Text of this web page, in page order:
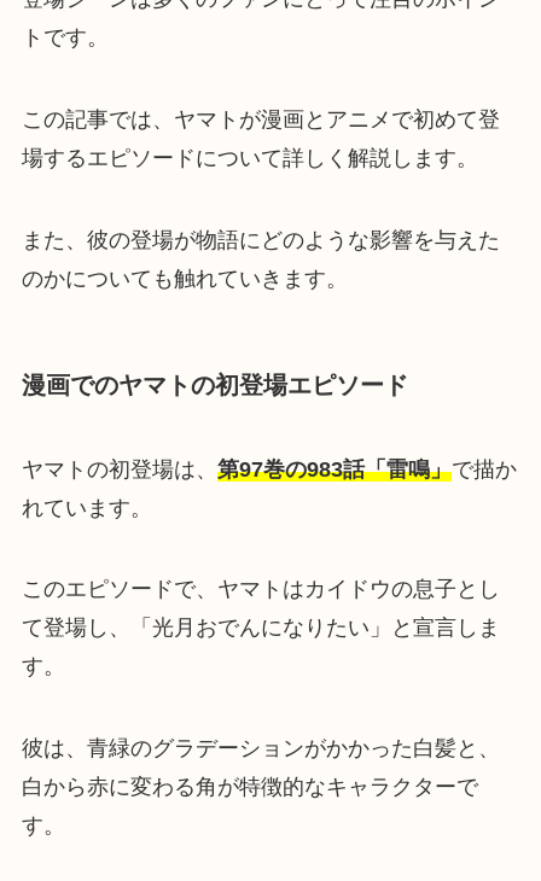
トです。
この記事では、ヤマトが漫画とアニメで初めて登
場するエピソードについて詳しく解説します。
また、彼の登場が物語にどのような影響を与えた
のかについても触れていきます。
漫画でのヤマトの初登場エピソード
ヤマトの初登場は、 第97巻の983話「雷鳴」で描か
れています。
このエピソードで、ヤマトはカイドウの息子とし
て登場し、「光月おでんになりたい」と宣言しま
す。
彼は、青緑のグラデーションがかかった白髪と、
白から赤に変わる角が特徴的なキャラクターで
す。